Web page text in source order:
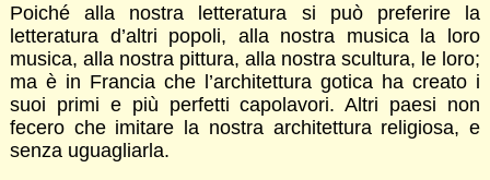
Poiché alla nostra letteratura si può preferire la
letteratura d’altri popoli, alla nostra musica la loro
musica, alla nostra pittura, alla nostra scultura, le loro;
ma è in Francia che l’architettura gotica ha creato i
suoi primi e più perfetti capolavori. Altri paesi non
fecero che imitare la nostra architettura religiosa, e
senza uguagliarla.